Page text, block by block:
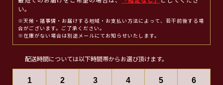
い。
※天候・諸事情・お届けする地域・お支払い方法によって、若干前後する場
合がございます。ご了承ください。
※在庫がない場合は別途メールにてお知らせいたします。
配送時間については以下時間帯からお選び頂けます。
1 2 3 4 5 6